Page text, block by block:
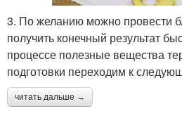
3. По желанию можно провести
получить конечный результат
процессе полезные вещества
подготовки переходим к
читать дальше →